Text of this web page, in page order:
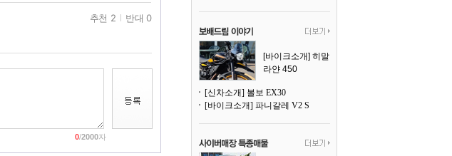
추천 2 반대 0
0/2000자
[바이크소개] 히말
라얀 450
[신차소개] 볼보 EX30
[바이크소개] 파니갈레 V2 S